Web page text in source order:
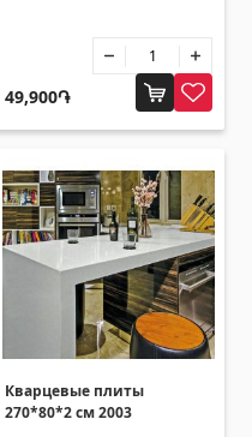
(27)
(53)
49,900֏
Кварцевые плиты
270*80*2 см 2003